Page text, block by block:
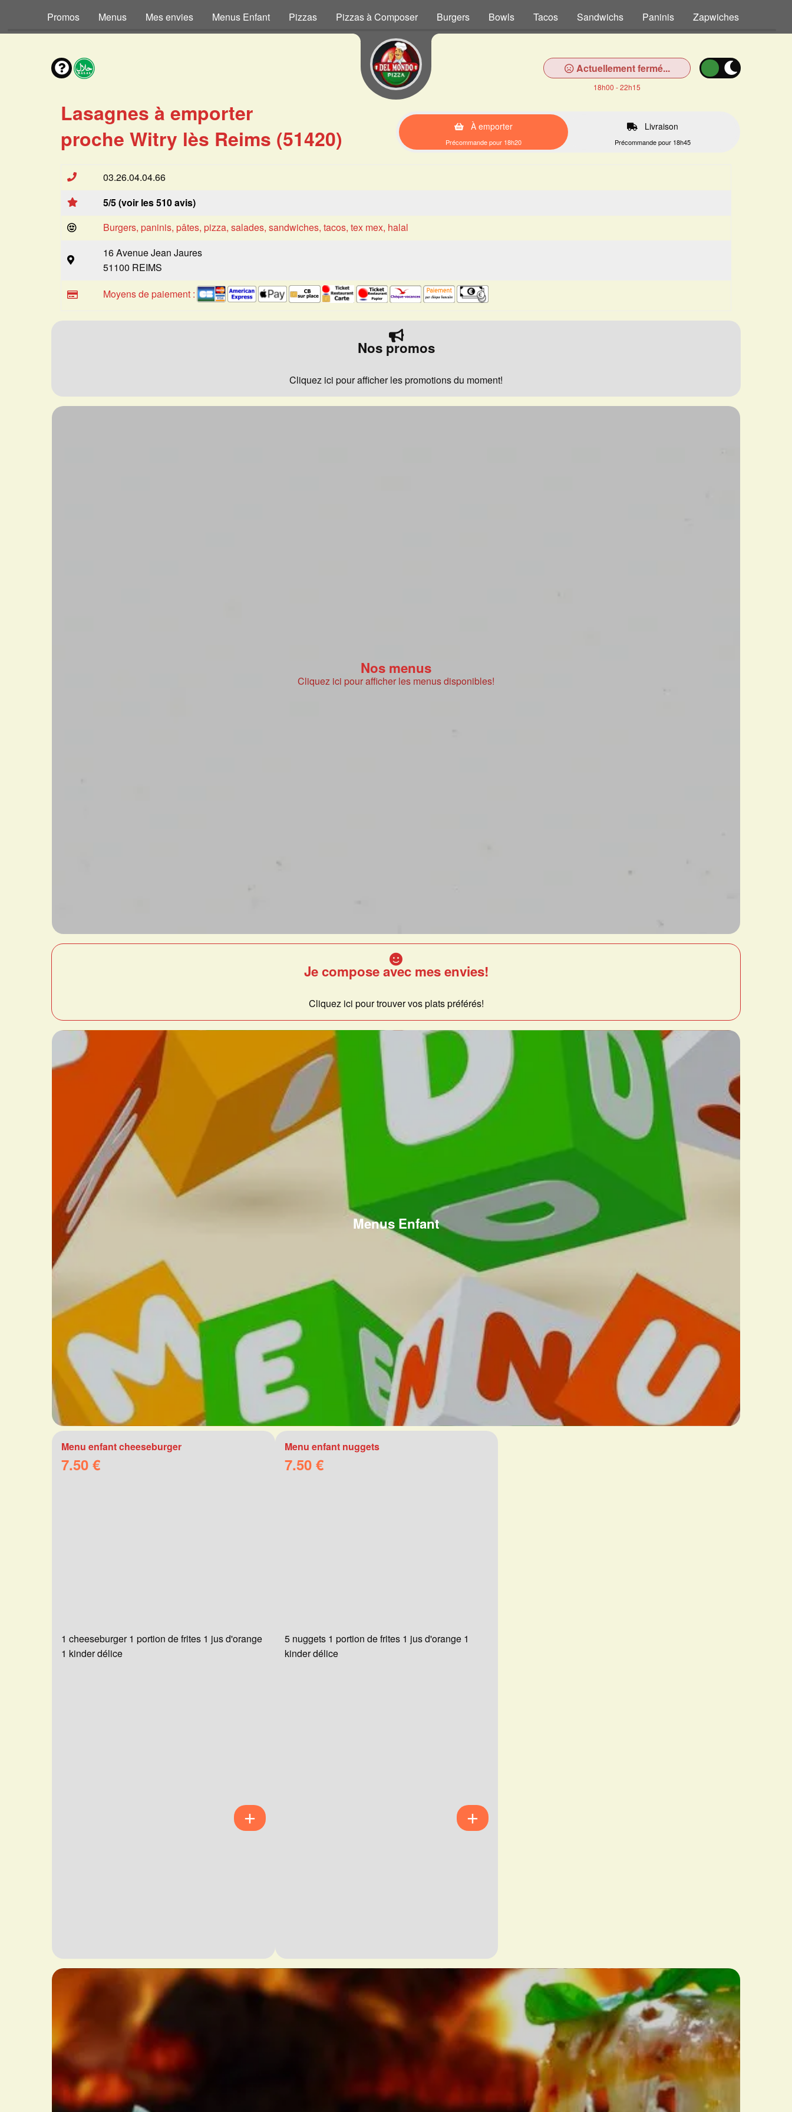
Promos Menus Mes envies Menus Enfant Pizzas Pizzas à Composer Burgers Bowls Tacos Sandwichs Paninis Zapwiches
Actuellement fermé...
18h00 - 22h15
Lasagnes à emporter
proche Witry lès Reims (51420)
À emporter
Précommande pour 18h20
Livraison
Précommande pour 18h45
03.26.04.04.66
5/5 (voir les 510 avis)
Burgers, paninis, pâtes, pizza, salades, sandwiches, tacos, tex mex, halal
16 Avenue Jean Jaures
51100 REIMS
Moyens de paiement :
Nos promos
Cliquez ici pour afficher les promotions du moment!
Nos menus
Cliquez ici pour afficher les menus disponibles!
Je compose avec mes envies!
Cliquez ici pour trouver vos plats préférés!
Menus Enfant
Menu enfant cheeseburger
7.50 €
1 cheeseburger 1 portion de frites 1 jus d'orange
1 kinder délice
Menu enfant nuggets
7.50 €
5 nuggets 1 portion de frites 1 jus d'orange 1
kinder délice